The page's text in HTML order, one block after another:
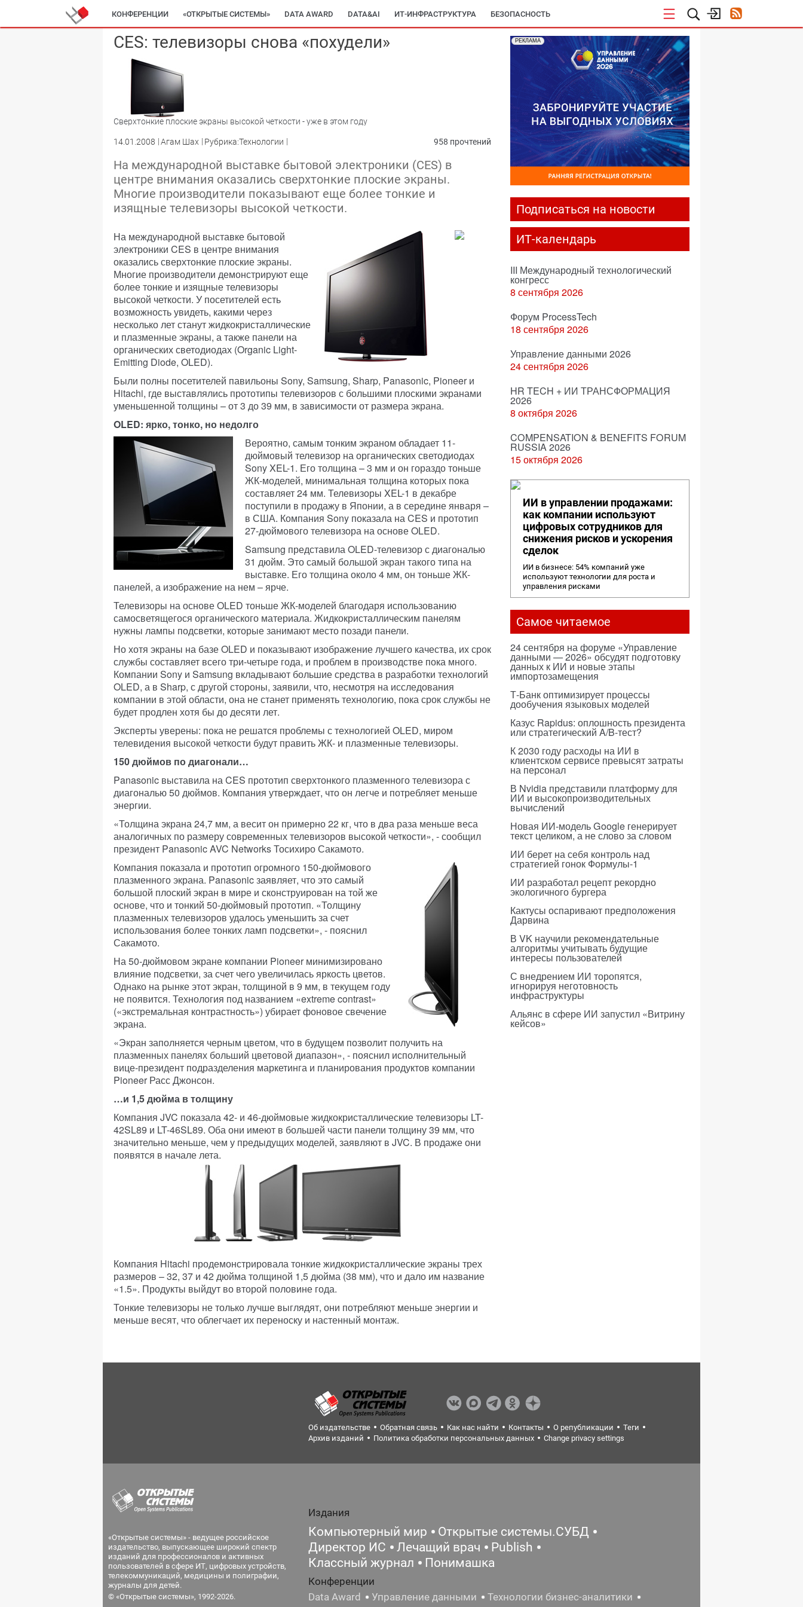
КОНФЕРЕНЦИИ «ОТКРЫТЫЕ СИСТЕМЫ» DATA AWARD DATA&AI ИТ-ИНФРАСТРУКТУРА БЕЗОПАСНОСТЬ
CES: телевизоры снова «похудели»
Сверхтонкие плоские экраны высокой четкости - уже в этом году
14.01.2008 Агам Шах Рубрика:Технологии 958 прочтений
На международной выставке бытовой электроники (CES) в
центре внимания оказались сверхтонкие плоские экраны.
Многие производители показывают еще более тонкие и
изящные телевизоры высокой четкости.
На международной выставке бытовой
электроники CES в центре внимания
оказались сверхтонкие плоские экраны.
Многие производители демонстрируют еще
более тонкие и изящные телевизоры
высокой четкости. У посетителей есть
возможность увидеть, какими через
несколько лет станут жидкокристаллические
и плазменные экраны, а также панели на
органических светодиодах (Organic Light-
Emitting Diode, OLED).
Были полны посетителей павильоны Sony, Samsung, Sharp, Panasonic, Pioneer и
Hitachi, где выставлялись прототипы телевизоров с большими плоскими экранами
уменьшенной толщины – от 3 до 39 мм, в зависимости от размера экрана.
OLED: ярко, тонко, но недолго
Вероятно, самым тонким экраном обладает 11-
дюймовый телевизор на органических светодиодах
Sony XEL-1. Его толщина – 3 мм и он гораздо тоньше
ЖК-моделей, минимальная толщина которых пока
составляет 24 мм. Телевизоры XEL-1 в декабре
поступили в продажу в Японии, а в середине января –
в США. Компания Sony показала на CES и прототип
27-дюймового телевизора на основе OLED.
Samsung представила OLED-телевизор с диагональю
31 дюйм. Это самый большой экран такого типа на
выставке. Его толщина около 4 мм, он тоньше ЖК-
панелей, а изображение на нем – ярче.
Телевизоры на основе OLED тоньше ЖК-моделей благодаря использованию
самосветящегося органического материала. Жидкокристаллическим панелям
нужны лампы подсветки, которые занимают место позади панели.
Но хотя экраны на базе OLED и показывают изображение лучшего качества, их срок
службы составляет всего три-четыре года, и проблем в производстве пока много.
Компании Sony и Samsung вкладывают большие средства в разработки технологий
OLED, а в Sharp, с другой стороны, заявили, что, несмотря на исследования
компании в этой области, она не станет применять технологию, пока срок службы не
будет продлен хотя бы до десяти лет.
Эксперты уверены: пока не решатся проблемы с технологией OLED, миром
телевидения высокой четкости будут править ЖК- и плазменные телевизоры.
150 дюймов по диагонали…
Panasonic выставила на CES прототип сверхтонкого плазменного телевизора с
диагональю 50 дюймов. Компания утверждает, что он легче и потребляет меньше
энергии.
«Толщина экрана 24,7 мм, а весит он примерно 22 кг, что в два раза меньше веса
аналогичных по размеру современных телевизоров высокой четкости», - сообщил
президент Panasonic AVC Networks Тосихиро Сакамото.
Компания показала и прототип огромного 150-дюймового
плазменного экрана. Panasonic заявляет, что это самый
большой плоский экран в мире и сконструирован на той же
основе, что и тонкий 50-дюймовый прототип. «Толщину
плазменных телевизоров удалось уменьшить за счет
использования более тонких ламп подсветки», - пояснил
Сакамото.
На 50-дюймовом экране компании Pioneer минимизировано
влияние подсветки, за счет чего увеличилась яркость цветов.
Однако на рынке этот экран, толщиной в 9 мм, в текущем году
не появится. Технология под названием «extreme contrast»
(«экстремальная контрастность») убирает фоновое свечение
экрана.
«Экран заполняется черным цветом, что в будущем позволит получить на
плазменных панелях больший цветовой диапазон», - пояснил исполнительный
вице-президент подразделения маркетинга и планирования продуктов компании
Pioneer Расс Джонсон.
…и 1,5 дюйма в толщину
Компания JVC показала 42- и 46-дюймовые жидкокристаллические телевизоры LT-
42SL89 и LT-46SL89. Оба они имеют в большей части панели толщину 39 мм, что
значительно меньше, чем у предыдущих моделей, заявляют в JVC. В продаже они
появятся в начале лета.
Компания Hitachi продемонстрировала тонкие жидкокристаллические экраны трех
размеров – 32, 37 и 42 дюйма толщиной 1,5 дюйма (38 мм), что и дало им название
«1.5». Продукты выйдут во второй половине года.
Тонкие телевизоры не только лучше выглядят, они потребляют меньше энергии и
меньше весят, что облегчает их переноску и настенный монтаж.
РЕКЛАМА
Подписаться на новости
ИТ-календарь
III Международный технологический
конгресс
8 сентября 2026
Форум ProcessTech
18 сентября 2026
Управление данными 2026
24 сентября 2026
HR TECH + ИИ ТРАНСФОРМАЦИЯ
2026
8 октября 2026
COMPENSATION & BENEFITS FORUM
RUSSIA 2026
15 октября 2026
ИИ в управлении продажами:
как компании используют
цифровых сотрудников для
снижения рисков и ускорения
сделок
ИИ в бизнесе: 54% компаний уже
используют технологии для роста и
управления рисками
Самое читаемое
24 сентября на форуме «Управление
данными — 2026» обсудят подготовку
данных к ИИ и новые этапы
импортозамещения
Т-Банк оптимизирует процессы
дообучения языковых моделей
Казус Rapidus: оплошность президента
или стратегический A/B-тест?
К 2030 году расходы на ИИ в
клиентском сервисе превысят затраты
на персонал
В Nvidia представили платформу для
ИИ и высокопроизводительных
вычислений
Новая ИИ-модель Google генерирует
текст целиком, а не слово за словом
ИИ берет на себя контроль над
стратегией гонок Формулы-1
ИИ разработал рецепт рекордно
экологичного бургера
Кактусы оспаривают предположения
Дарвина
В VK научили рекомендательные
алгоритмы учитывать будущие
интересы пользователей
С внедрением ИИ торопятся,
игнорируя неготовность
инфраструктуры
Альянс в сфере ИИ запустил «Витрину
кейсов»
Об издательстве Обратная связь Как нас найти Контакты О републикации
Теги
Архив изданий
Политика обработки персональных данных Change privacy settings
«Открытые системы» - ведущее российское
издательство, выпускающее широкий спектр
изданий для профессионалов и активных
пользователей в сфере ИТ, цифровых устройств,
телекоммуникаций, медицины и полиграфии,
журналы для детей.
© «Открытые системы», 1992-2026.
Издания
Компьютерный мир
Открытые системы.СУБД
Директор ИС
Лечащий врач
Publish
Классный журнал
Понимашка
Конференции
Data Award
Управление данными
Технологии бизнес-аналитики